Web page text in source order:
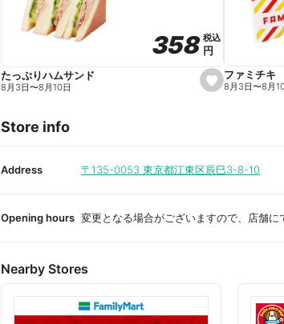
e
s
e
i
t
358
358税込
税込
円
円
たっぷりハムサンド
8月3日〜8月10日
ファミチキ
8月3日〜8月
Store info
Address 〒135-0053 東京都江東区辰巳3-8-10
Opening hours 変更となる場合がございますので、店舗に
Nearby Stores